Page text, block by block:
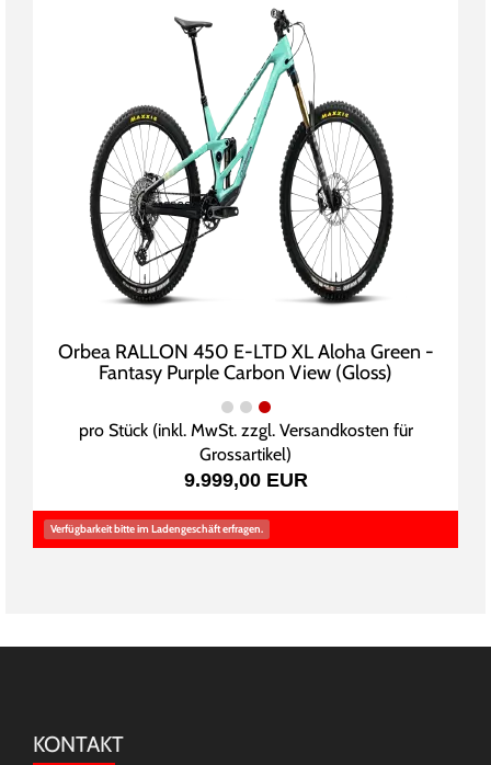
Orbea RALLON 450 E-LTD XL Aloha Green -
Fantasy Purple Carbon View (Gloss)
pro Stück (inkl. MwSt. zzgl. Versandkosten für
Grossartikel)
9.999,00 EUR
Verfügbarkeit bitte im Ladengeschäft erfragen.
KONTAKT